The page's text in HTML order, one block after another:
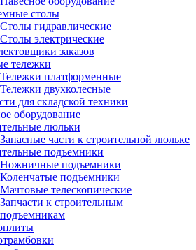
столы
Столы гидравлические
Столы электрические
заказов
тележки
Тележки платформенные
Тележки двухколесные
для складской техники
оборудование
люльки
Запасные части к строительной люльке
подъемники
Ножничные подъемники
Коленчатые подъемники
Мачтовые телескопические
Запчасти к строительным
подъемникам